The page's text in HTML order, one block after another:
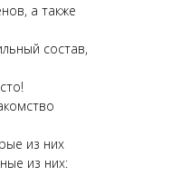
а также
состав,
из них
из них: